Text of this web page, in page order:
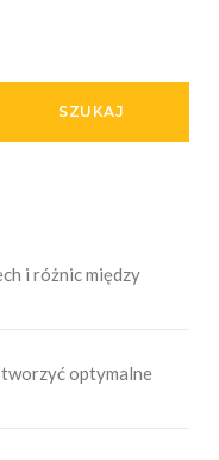
SZUKAJ
i różnic między
optymalne